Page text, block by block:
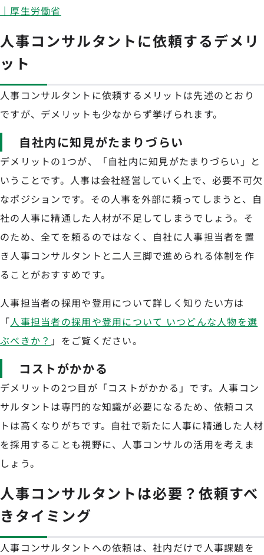
｜厚生労働省
人事コンサルタントに依頼するデメリ
ット
人事コンサルタントに依頼するメリットは先述のとおり
ですが、デメリットも少なからず挙げられます。
自社内に知見がたまりづらい
デメリットの1つが、「自社内に知見がたまりづらい」と
いうことです。人事は会社経営していく上で、必要不可欠
なポジションです。その人事を外部に頼ってしまうと、自
社の人事に精通した人材が不足してしまうでしょう。そ
のため、全てを頼るのではなく、自社に人事担当者を置
き人事コンサルタントと二人三脚で進められる体制を作
ることがおすすめです。
人事担当者の採用や登用について詳しく知りたい方は
「人事担当者の採用や登用について いつどんな人物を選
ぶべきか？ 」をご覧ください。
コストがかかる
デメリットの2つ目が「コストがかかる」です。人事コン
サルタントは専門的な知識が必要になるため、依頼コス
トは高くなりがちです。自社で新たに人事に精通した人材
を採用することも視野に、人事コンサルの活用を考えま
しょう。
人事コンサルタントは必要？依頼すべ
きタイミング
人事コンサルタントへの依頼は、社内だけで人事課題を